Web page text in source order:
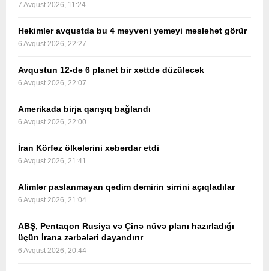
7 Avqust 2026, 11:24
Həkimlər avqustda bu 4 meyvəni yeməyi məsləhət görür
6 Avqust 2026, 22:27
Avqustun 12-də 6 planet bir xəttdə düzüləcək
6 Avqust 2026, 22:07
Amerikada birja qarışıq bağlandı
6 Avqust 2026, 22:00
İran Körfəz ölkələrini xəbərdar etdi
6 Avqust 2026, 21:41
Alimlər paslanmayan qədim dəmirin sirrini açıqladılar
6 Avqust 2026, 21:04
ABŞ, Pentaqon Rusiya və Çinə nüvə planı hazırladığı
üçün İrana zərbələri dayandırır
6 Avqust 2026, 20:44